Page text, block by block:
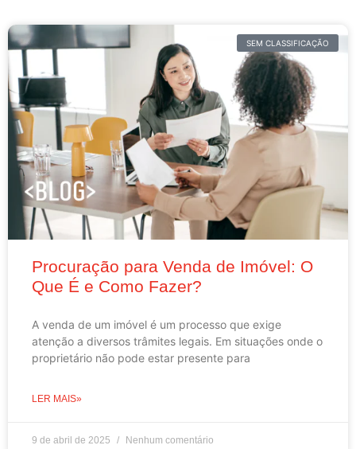
SEM CLASSIFICAÇÃO
Procuração para Venda de Imóvel: O
Que É e Como Fazer?
A venda de um imóvel é um processo que exige
atenção a diversos trâmites legais. Em situações onde o
proprietário não pode estar presente para
LER MAIS»
9 de abril de 2025 Nenhum comentário